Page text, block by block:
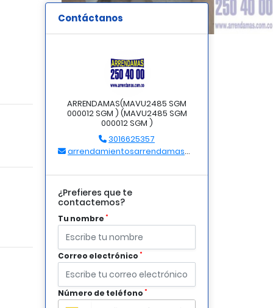
Contáctanos
ARRENDAMAS(MAVU2485 SGM
000012 SGM ) (MAVU2485 SGM
000012 SGM )
3016625357
arrendamientosarrendamas@gmail.com
¿Prefieres que te
contactemos?
Tu nombre *
Correo electrónico *
Número de teléfono *